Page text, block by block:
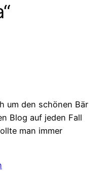
um den schönen Bär
Blog auf jeden Fall
man immer